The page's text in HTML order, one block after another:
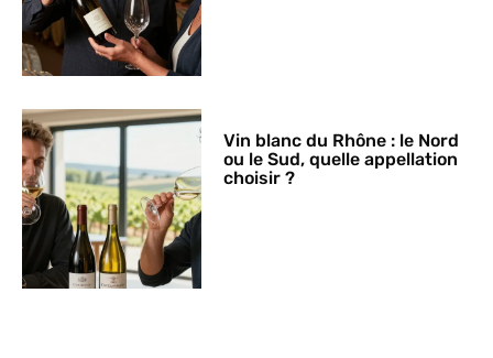
Vin blanc du Rhône : le Nord
ou le Sud, quelle appellation
choisir ?